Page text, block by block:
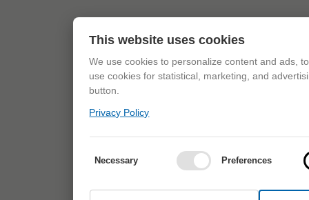
This website uses cookies
We use cookies to personalize content and ads,
use cookies for statistical, marketing, and
button.
Privacy Policy
Necessary Preferences